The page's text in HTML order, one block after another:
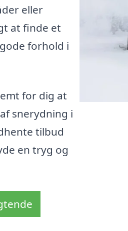
eller
at finde et
forhold i
for dig at
snerydning i
tilbud
en tryg og